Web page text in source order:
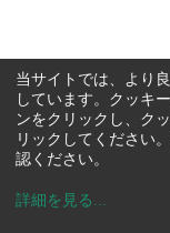
当サイトでは、より
しています。クッキ
ンをクリックし、ク
リックしてください
認ください。
詳細を見る ...